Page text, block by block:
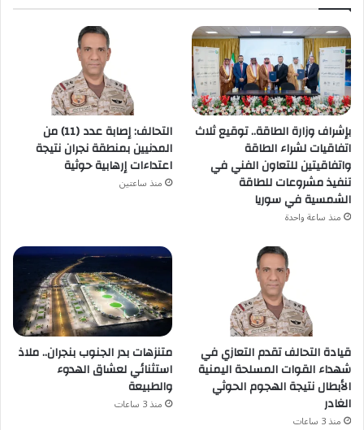
بإشراف وزارة الطاقة.. توقيع ثلاث
اتفاقيات لشراء الطاقة
واتفاقيتين للتعاون الفني في
تنفيذ مشروعات للطاقة
الشمسية في سوريا
منذ ساعة واحدة
التحالف: إصابة عدد (11) من
المدنيين بمنطقة نجران نتيجة
اعتداءات إرهابية حوثية
منذ ساعتين
قيادة التحالف تقدم التعازي في
شهداء القوات المسلحة اليمنية
الأبطال نتيجة الهجوم الحوثي
الغادر
منذ 3 ساعات
متنزهات بدر الجنوب بنجران.. ملاذ
استثنائي لعشاق الهدوء
والطبيعة
منذ 3 ساعات